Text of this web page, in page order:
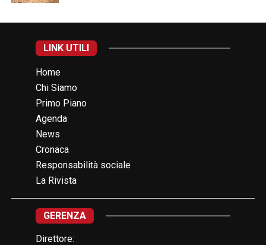
LINK UTILI
Home
Chi Siamo
Primo Piano
Agenda
News
Cronaca
Responsabilità sociale
La Rivista
GERENZA
Direttore: